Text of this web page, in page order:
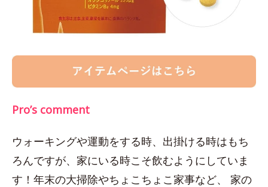
Pro’s comment
ウォーキングや運動をする時、出掛ける時はもち
ろんですが、家にいる時こそ飲むようにしていま
す！年末の大掃除やちょこちょこ家事など、 家の